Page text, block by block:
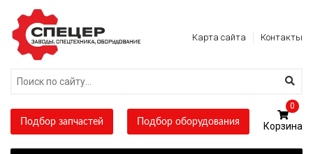
Карта сайта Контакты
Подбор запчастей Подбор оборудования
0